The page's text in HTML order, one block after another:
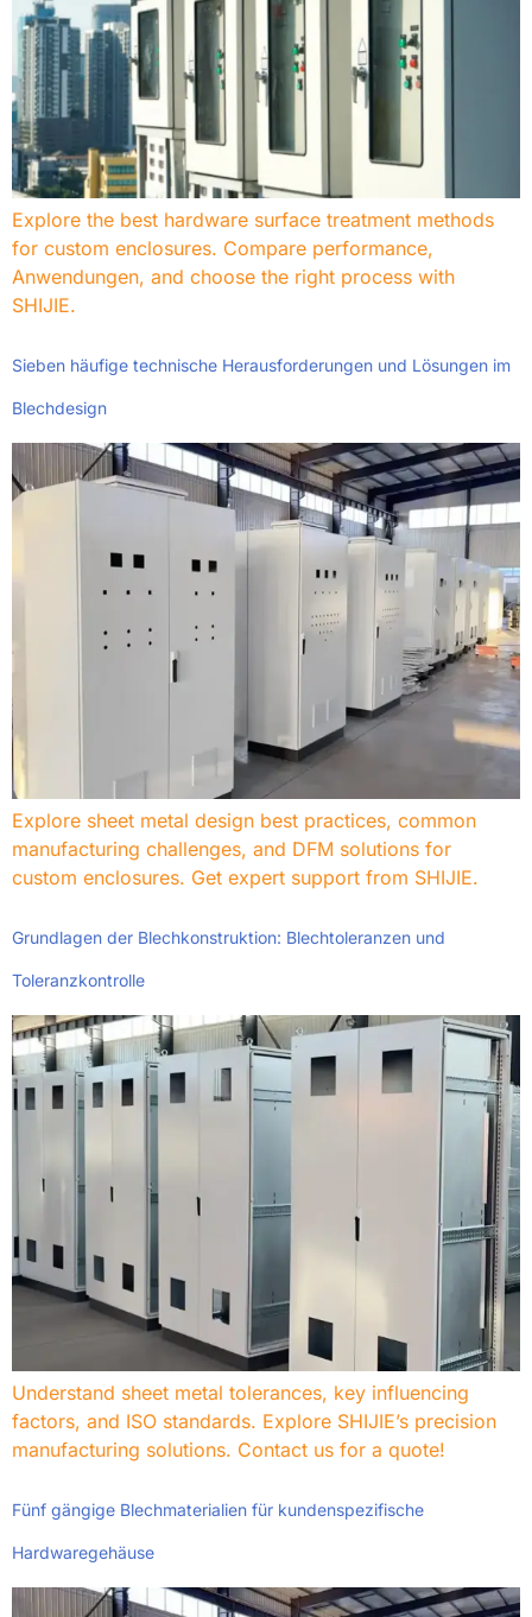
Explore the best hardware surface treatment methods
for custom enclosures. Compare performance,
Anwendungen, and choose the right process with
SHIJIE.
Sieben häufige technische Herausforderungen und Lösungen im
Blechdesign
Explore sheet metal design best practices, common
manufacturing challenges, and DFM solutions for
custom enclosures. Get expert support from SHIJIE.
Grundlagen der Blechkonstruktion: Blechtoleranzen und
Toleranzkontrolle
Understand sheet metal tolerances, key influencing
factors, and ISO standards. Explore SHIJIE’s precision
manufacturing solutions. Contact us for a quote!
Fünf gängige Blechmaterialien für kundenspezifische
Hardwaregehäuse